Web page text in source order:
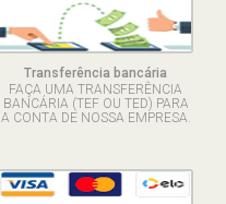
Transferência bancária
FAÇA UMA TRANSFERÊNCIA
BANCÁRIA (TEF OU TED) PARA
A CONTA DE NOSSA EMPRESA.